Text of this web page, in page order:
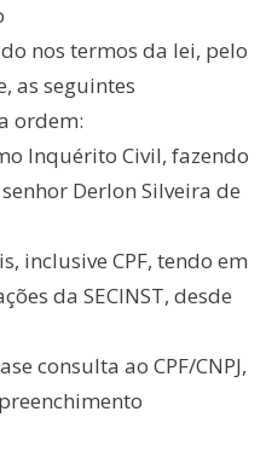
nos termos da lei, pelo
as seguintes
ordem:
Inquérito Civil, fazendo
Derlon Silveira de
inclusive CPF, tendo em
da SECINST, desde
consulta ao CPF/CNPJ,